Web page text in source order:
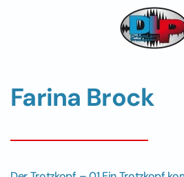
Skip to main content
Farina Brock